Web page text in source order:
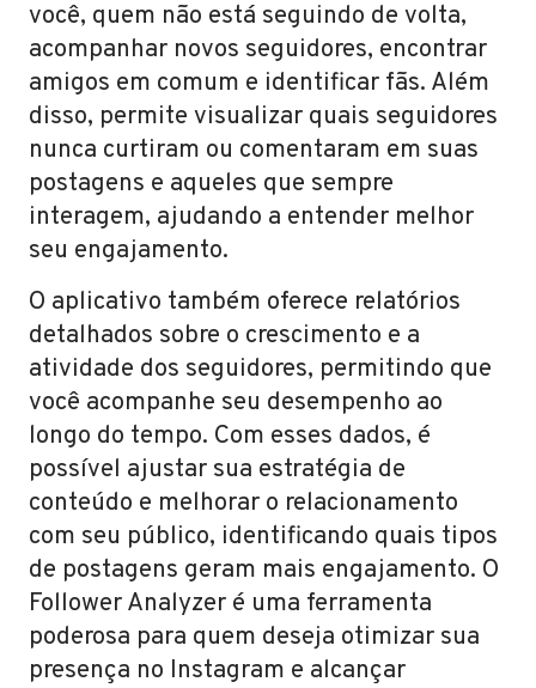
você, quem não está seguindo de volta,
acompanhar novos seguidores, encontrar
amigos em comum e identificar fãs. Além
disso, permite visualizar quais seguidores
nunca curtiram ou comentaram em suas
postagens e aqueles que sempre
interagem, ajudando a entender melhor
seu engajamento.
O aplicativo também oferece relatórios
detalhados sobre o crescimento e a
atividade dos seguidores, permitindo que
você acompanhe seu desempenho ao
longo do tempo. Com esses dados, é
possível ajustar sua estratégia de
conteúdo e melhorar o relacionamento
com seu público, identificando quais tipos
de postagens geram mais engajamento. O
Follower Analyzer é uma ferramenta
poderosa para quem deseja otimizar sua
presença no Instagram e alcançar